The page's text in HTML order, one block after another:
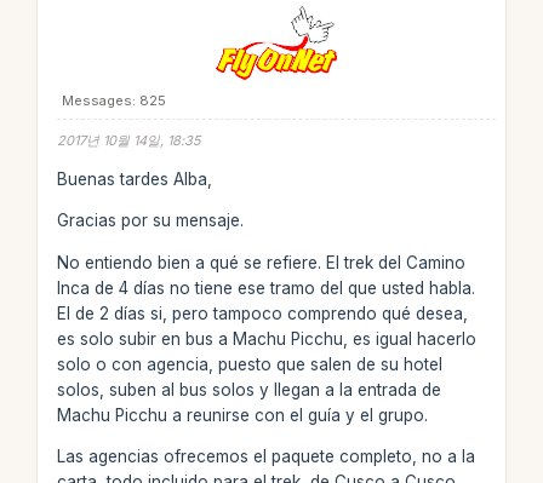
Messages: 825
2017년 10월 14일, 18:35
Buenas tardes Alba,
Gracias por su mensaje.
No entiendo bien a qué se refiere. El trek del Camino
Inca de 4 días no tiene ese tramo del que usted habla.
El de 2 días si, pero tampoco comprendo qué desea,
es solo subir en bus a Machu Picchu, es igual hacerlo
solo o con agencia, puesto que salen de su hotel
solos, suben al bus solos y llegan a la entrada de
Machu Picchu a reunirse con el guía y el grupo.
Las agencias ofrecemos el paquete completo, no a la